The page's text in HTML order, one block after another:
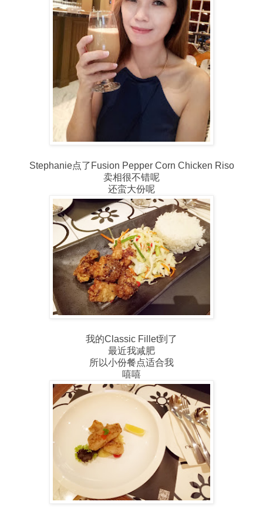
Stephanie点了Fusion Pepper Corn Chicken Riso
卖相很不错呢
还蛮大份呢
我的Classic Fillet到了
最近我减肥
所以小份餐点适合我
嘻嘻